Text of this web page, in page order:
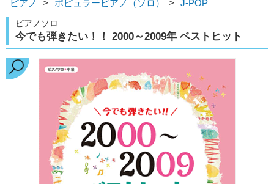
ピアノ > ポピュラーピアノ（ソロ） > J-POP
ピアノソロ
今でも弾きたい！！ 2000～2009年 ベストヒット